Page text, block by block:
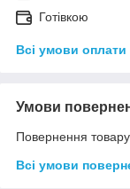
Готівкою
Всі умови оплати
Умови
Повернення
Всі умови